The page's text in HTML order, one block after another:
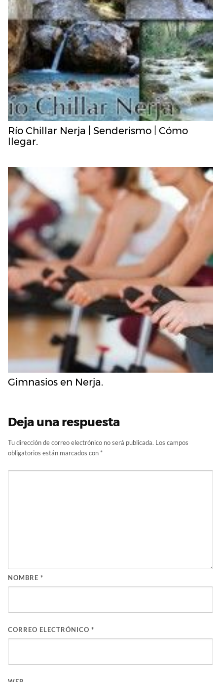
Río Chillar Nerja | Senderismo | Cómo
llegar.
Gimnasios en Nerja.
Deja una respuesta
Tu dirección de correo electrónico no será publicada. Los campos
obligatorios están marcados con *
NOMBRE *
CORREO ELECTRÓNICO *